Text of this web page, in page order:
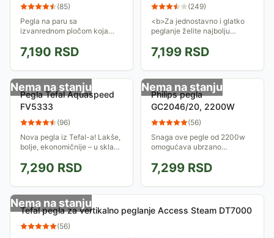
(85)
Pegla na paru sa
izvanrednom pločom koja
jednostavno peglanje, lako
čišćenje i dug vek trajanja.
Ima sistem za zaštitu od...
7,190 RSD
(249)
<b>Za jednostavno i glatko
peglanje želite najbolju
pare. Ova pegla, koja ima
površinu StemGlide, pruža
Vam najbolje od...
7,199 RSD
Nema na stanju
Pegla Tefal Aquaspeed
FV5333
(96)
Nova pegla iz Tefal-a! Lakše,
bolje, ekonomičnije – u skladu
sveta.
7,290 RSD
Nema na stanju
Philips pegla
GC2046/20, 2200W
(56)
Snaga ove pegle od 2200w
omogućava ubrzano
trostruko preciznom vrhu,
jednakom raspoređivanju
toplote i konstantnoj pari.
7,299 RSD
Nema na stanju
Tefal pegla za vertikalno peglanje Access Steam DT7000
(56)